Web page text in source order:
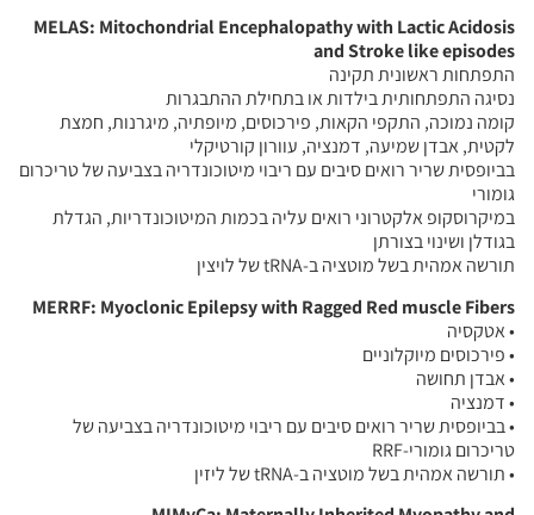
MELAS: Mitochondrial Encephalopathy with Lactic Acidosis
and Stroke like episodes
התפתחות ראשונית תקינה
נסיגה התפתחותית בילדות או בתחילת ההתבגרות
קומה נמוכה, התקפי הקאות, פירכוסים, מיופתיה, מיגרנות, חמצת
לקטית, אבדן שמיעה, דמנציה, עוורון קורטיקלי
בביופסית שריר רואים סיבים עם ריבוי מיטוכונדריה בצביעה של טריכרום
גומורי
במיקרוסקופ אלקטרוני רואים עליה בכמות המיטוכונדריות, הגדלת
בגודלן ושינוי בצורתן
תורשה אמהית בשל מוטציה ב-tRNA של לויצין
MERRF: Myoclonic Epilepsy with Ragged Red muscle Fibers
• אטקסיה
• פירכוסים מיוקלוניים
• אבדן תחושה
• דמנציה
• בביופסית שריר רואים סיבים עם ריבוי מיטוכונדריה בצביעה של
טריכרום גומורי-RRF
• תורשה אמהית בשל מוטציה ב-tRNA של ליזין